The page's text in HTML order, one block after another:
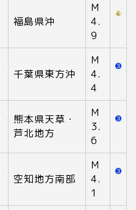
福島県沖
M
4.
9
千葉県東方沖
M
4.
4
熊本県天草・
芦北地方
M
3.
6
空知地方南部
M
4.
1